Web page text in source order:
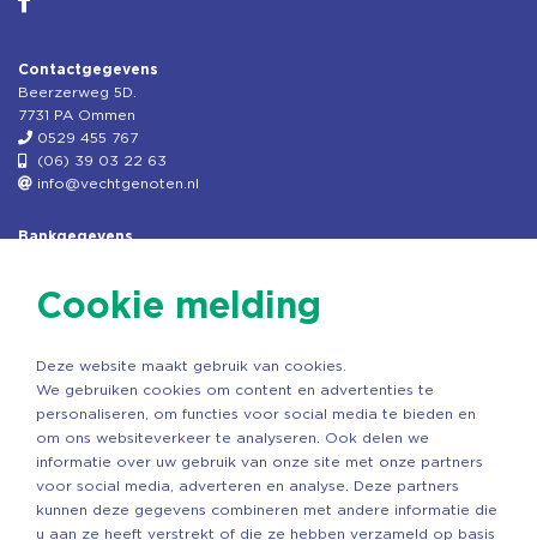
Contactgegevens
Beerzerweg 5D.
7731 PA Ommen
0529 455 767
(06) 39 03 22 63
info@vechtgenoten.nl
Bankgegevens
Rek.nr: NL85RABO0127579230
Copyright ©2026 Vechtgenoten
Cookie melding
Deze website maakt gebruik van cookies.
We gebruiken cookies om content en advertenties te
personaliseren, om functies voor social media te bieden en
om ons websiteverkeer te analyseren. Ook delen we
informatie over uw gebruik van onze site met onze partners
voor social media, adverteren en analyse. Deze partners
kunnen deze gegevens combineren met andere informatie die
u aan ze heeft verstrekt of die ze hebben verzameld op basis